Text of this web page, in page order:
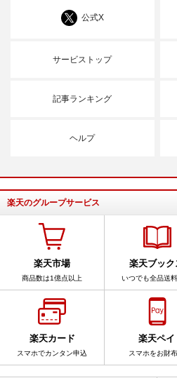
公式X
サービストップ
記事ランキング
ヘルプ
楽天のグループサービス
楽天市場
商品数は1億点以上
楽天ブック
いつでも全品送
楽天カード
スマホでカンタン申込
楽天ペイ
スマホをお財